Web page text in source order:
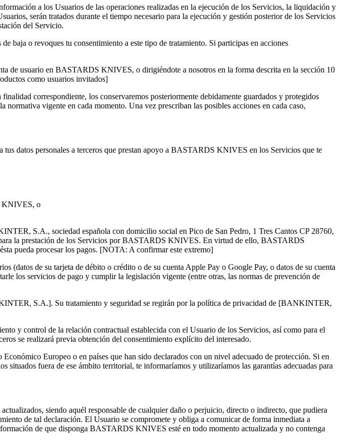
a los Usuarios de las operaciones realizadas en la ejecución de los Servicios, la liquidación y
serán tratados durante el tiempo necesario para la ejecución y gestión posterior de los Servicios
del Servicio.
baja o revoques tu consentimiento a este tipo de tratamiento. Si participas en acciones
de usuario en BASTARDS KNIVES, o dirigiéndote a nosotros en la forma descrita en la sección 10
como usuarios invitados]
correspondiente, los conservaremos posteriormente debidamente guardados y protegidos
vigente en cada momento. Una vez prescriban las posibles acciones en cada caso,
tus datos personales a terceros que prestan apoyo a BASTARDS KNIVES en los Servicios que te
KNIVES, o
S.A., sociedad española con domicilio social en Pico de San Pedro, 1 Tres Cantos CP 28760,
la prestación de los Servicios por BASTARDS KNIVES. En virtud de ello, BASTARDS
pueda procesar los pagos. [NOTA: A confirmar este extremo]
(datos de su tarjeta de débito o crédito o de su cuenta Apple Pay o Google Pay, o datos de su cuenta
los servicios de pago y cumplir la legislación vigente (entre otras, las normas de prevención de
S.A.]. Su tratamiento y seguridad se regirán por la política de privacidad de [BANKINTER,
y control de la relación contractual establecida con el Usuario de los Servicios, así como para el
se realizará previa obtención del consentimiento explícito del interesado.
Europeo o en países que han sido declarados con un nivel adecuado de protección. Si en
situados fuera de ese ámbito territorial, te informaríamos y utilizaríamos las garantías adecuadas para
siendo aquél responsable de cualquier daño o perjuicio, directo o indirecto, que pudiera
de tal declaración. El Usuario se compromete y obliga a comunicar de forma inmediata a
de que disponga BASTARDS KNIVES esté en todo momento actualizada y no contenga